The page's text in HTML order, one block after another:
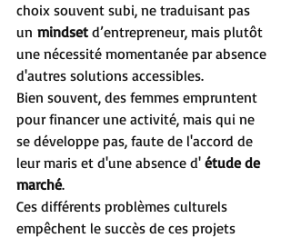
choix souvent subi, ne traduisant pas
un mindset d’entrepreneur, mais plutôt
une nécessité momentanée par absence
d'autres solutions accessibles.
Bien souvent, des femmes empruntent
pour financer une activité, mais qui ne
se développe pas, faute de l'accord de
leur maris et d'une absence d' étude de
marché.
Ces différents problèmes culturels
empêchent le succès de ces projets